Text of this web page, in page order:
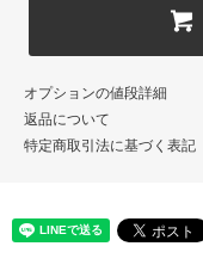
オプションの値段詳細
返品について
特定商取引法に基づく表記